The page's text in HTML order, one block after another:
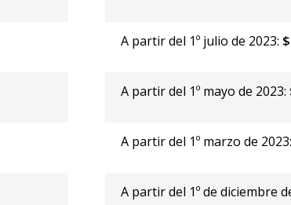
A partir del 1º julio de 2023:
A partir del 1º mayo de 2023:
A partir del 1º marzo de 2023:
A partir del 1º de diciembre